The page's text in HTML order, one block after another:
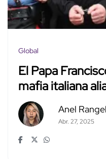
Global
El Papa
mafia italiana
Anel Rangel
Abr. 27, 2025